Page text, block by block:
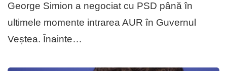
George Simion a negociat cu PSD până în
ultimele momente intrarea AUR în Guvernul
Veștea. Înainte…